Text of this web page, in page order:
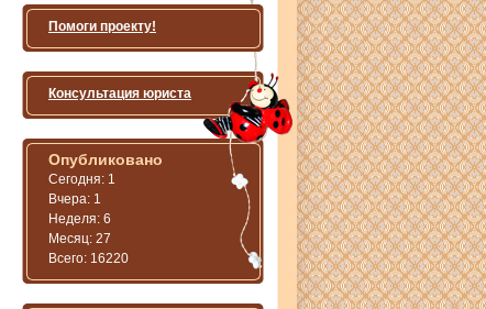
Помоги проекту!
Консультация юриста
Опубликовано
Сегодня: 1
Вчера: 1
Неделя: 6
Месяц: 27
Всего: 16220